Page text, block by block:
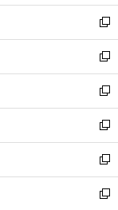
ウ
で
開
く
ン
ド
ウ
で
開
く
ウ
ィ
ン
ド
ウ
で
開
く
し
い
ウ
ィ
ン
ド
ウ
で
開
く
新
し
い
ウ
ィ
ン
ド
ウ
で
開
く
新
し
い
ウ
ィ
ン
ド
ウ
で
新
し
い
ウ
ィ
ン
ド
新
し
い
ウ
ィ
新
し
い
新